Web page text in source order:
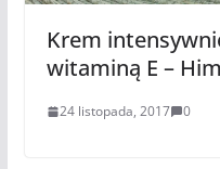
Krem
witaminą E –
24 listopada, 2017 0